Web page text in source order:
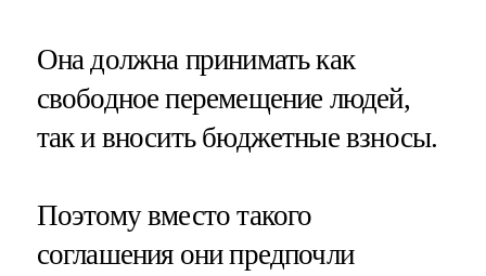
Она должна принимать как
свободное перемещение людей,
так и вносить бюджетные взносы.
Поэтому вместо такого
соглашения они предпочли